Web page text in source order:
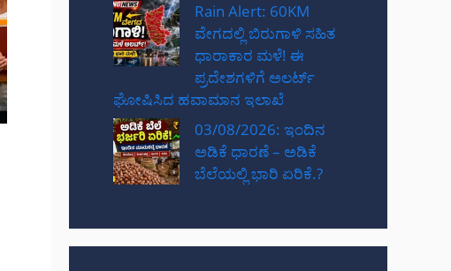
Rain Alert: 60KM
ವೇಗದಲ್ಲಿ ಬಿರುಗಾಳಿ ಸಹಿತ
ಧಾರಾಕಾರ ಮಳೆ! ಈ
ಪ್ರದೇಶಗಳಿಗೆ ಅಲರ್ಟ್
ಘೋಷಿಸಿದ ಹವಾಮಾನ ಇಲಾಖೆ
03/08/2026: ಇಂದಿನ
ಅಡಿಕೆ ಧಾರಣೆ – ಅಡಿಕೆ
ಬೆಲೆಯಲ್ಲಿ ಭಾರಿ ಏರಿಕೆ.?